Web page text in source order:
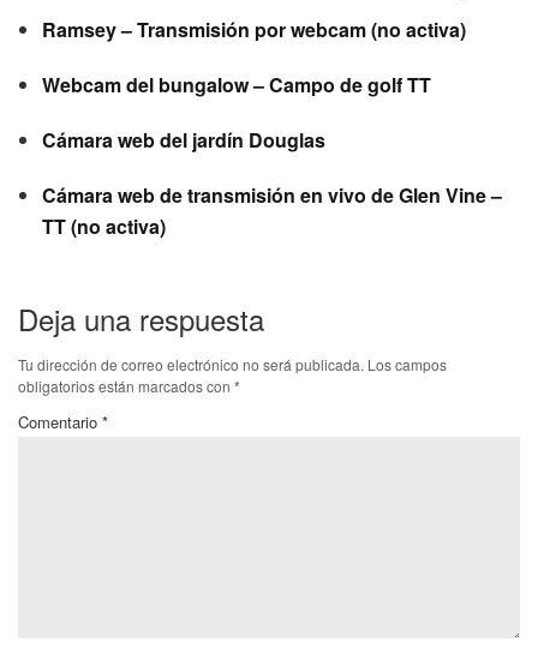
Ramsey – Transmisión por webcam (no activa)
Webcam del bungalow – Campo de golf TT
Cámara web del jardín Douglas
Cámara web de transmisión en vivo de Glen Vine –
TT (no activa)
Deja una respuesta
Tu dirección de correo electrónico no será publicada. Los campos
obligatorios están marcados con *
Comentario *